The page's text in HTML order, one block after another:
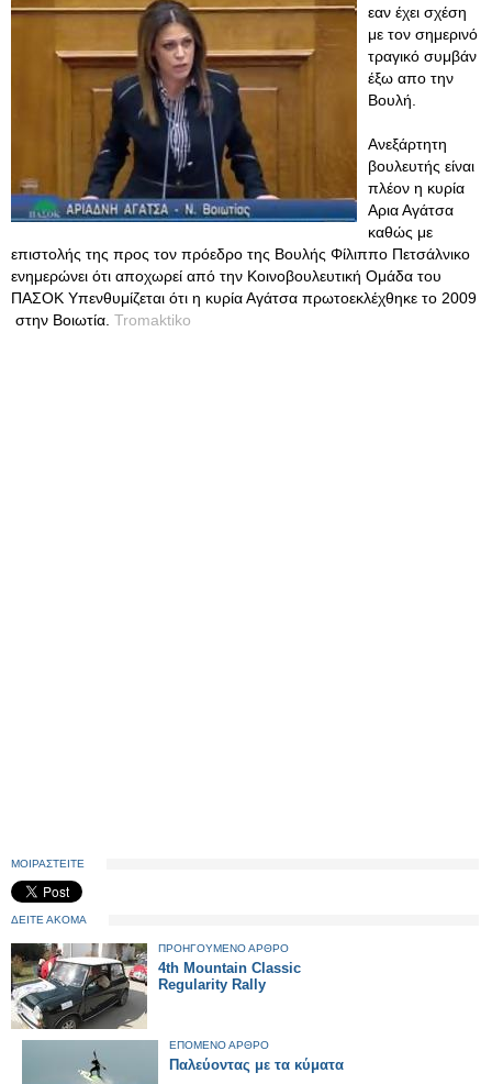
εαν έχει σχέση
με τον σημερινό
τραγικό συμβάν
έξω απο την
Βουλή.
Ανεξάρτητη
βουλευτής είναι
πλέον η κυρία
Αρια Αγάτσα
καθώς με
επιστολής της προς τον πρόεδρο της Βουλής Φίλιππο Πετσάλνικο
ενημερώνει ότι αποχωρεί από την Κοινοβουλευτική Ομάδα του
ΠΑΣΟΚ Υπενθυμίζεται ότι η κυρία Αγάτσα πρωτοεκλέχθηκε το 2009
στην Βοιωτία. Tromaktiko
ΜΟΙΡΑΣΤΕΙΤΕ
ΔΕΙΤΕ ΑΚΟΜΑ
ΠΡΟΗΓΟΥΜΕΝΟ ΑΡΘΡΟ
4th Mountain Classic
Regularity Rally
ΕΠΟΜΕΝΟ ΑΡΘΡΟ
Παλεύοντας με τα κύματα